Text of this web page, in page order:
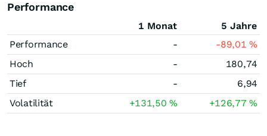
Performance
1 Monat
5 Jahre
Performance
- -89,01%
Hoch
-
180,74
Tief
-
6,94
Volatilität
+131,50% +126,77%